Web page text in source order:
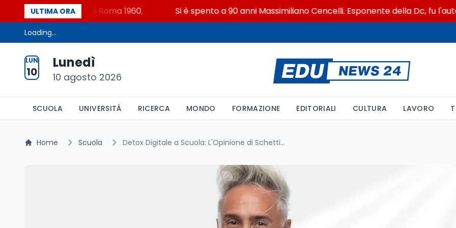
ULTIMA ORA
alle olimpiadi di Roma 1960. Si è spento a 90 anni Massimiliano Cencelli. Esponente della Dc, fu
Loading...
LUN
10
Lunedì
10 agosto 2026
SCUOLA UNIVERSITÀ RICERCA MONDO FORMAZIONE EDITORIALI CULTURA LAVORO
Home Scuola Detox Digitale a Scuola: L'Opinione di Schettini tra Regole, Responsabilità e il Ruolo dei Docenti